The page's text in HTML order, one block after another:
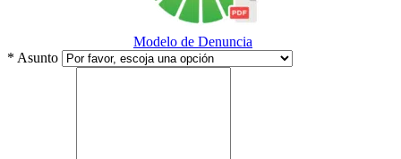
Modelo de Denuncia
* Asunto